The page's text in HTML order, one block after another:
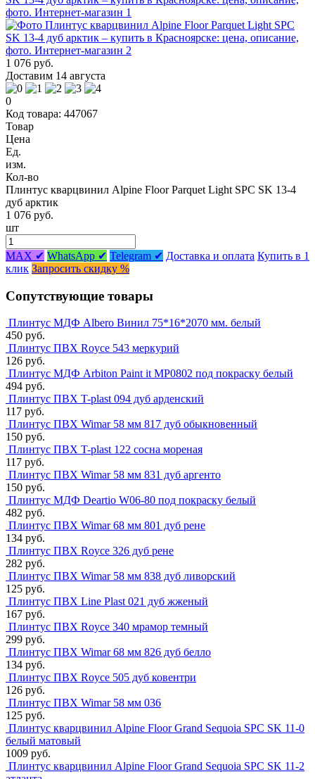
1 076 руб.
Доставим 14 августа
0
Код товара: 447067
Товар
Цена
Ед.
изм.
Кол-во
Плинтус кварцвинил Alpine Floor Parquet Light SPC SK 13-4
дуб арктик
1 076 руб.
шт
MAX ✔ WhatsApp ✔ Telegram ✔ Доставка и оплата Купить в 1
клик Запросить скидку %
Сопутствующие товары
Плинтус МДФ Albero Винил 75*16*2070 мм. белый
450 руб.
Плинтус ПВХ Royce 543 меркурий
126 руб.
Плинтус МДФ Arbiton Paint it MP0802 под покраску белый
494 руб.
Плинтус ПВХ T-plast 094 дуб арденский
117 руб.
Плинтус ПВХ Wimar 58 мм 817 дуб обыкновенный
150 руб.
Плинтус ПВХ T-plast 122 сосна мореная
117 руб.
Плинтус ПВХ Wimar 58 мм 831 дуб аргенто
150 руб.
Плинтус МДФ Deartio W06-80 под покраску белый
482 руб.
Плинтус ПВХ Wimar 68 мм 801 дуб рене
134 руб.
Плинтус ПВХ Royce 326 дуб рене
282 руб.
Плинтус ПВХ Wimar 58 мм 838 дуб ливорский
125 руб.
Плинтус ПВХ Line Plast 021 дуб жженый
167 руб.
Плинтус ПВХ Royce 340 мрамор темный
299 руб.
Плинтус ПВХ Wimar 68 мм 826 дуб белло
134 руб.
Плинтус ПВХ Royce 505 дуб ковентри
126 руб.
Плинтус ПВХ Wimar 58 мм 036
125 руб.
Плинтус кварцвинил Alpine Floor Grand Sequoia SPC SK 11-0
белый матовый
1009 руб.
Плинтус кварцвинил Alpine Floor Grand Sequoia SPC SK 11-2